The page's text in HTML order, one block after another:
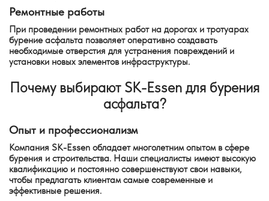
Ремонтные работы
При проведении ремонтных работ на дорогах и тротуарах
бурение асфальта позволяет оперативно создавать
необходимые отверстия для устранения повреждений и
установки новых элементов инфраструктуры.
Почему выбирают SK-Essen для бурения
асфальта?
Опыт и профессионализм
Компания SK-Essen обладает многолетним опытом в сфере
бурения и строительства. Наши специалисты имеют высокую
квалификацию и постоянно совершенствуют свои навыки,
чтобы предлагать клиентам самые современные и
эффективные решения.